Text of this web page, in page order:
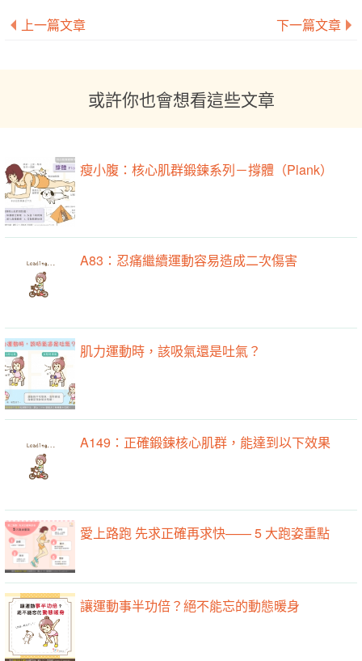
上一篇文章 下一篇文章
或許你也會想看這些文章
瘦小腹：核心肌群鍛鍊系列－撐體（Plank）
A83：忍痛繼續運動容易造成二次傷害
肌力運動時，該吸氣還是吐氣？
A149：正確鍛鍊核心肌群，能達到以下效果
愛上路跑 先求正確再求快—— 5 大跑姿重點
讓運動事半功倍？絕不能忘的動態暖身